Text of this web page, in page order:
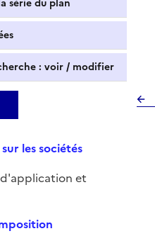
série du plan
: voir / modifier
les sociétés
et